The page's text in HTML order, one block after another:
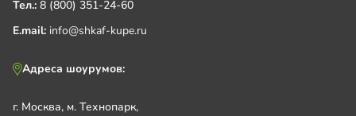
Тел.: 8 (800) 351-24-60
E.mail: info@shkaf-kupe.ru
Адреса шоурумов:
г. Москва, м. Технопарк,